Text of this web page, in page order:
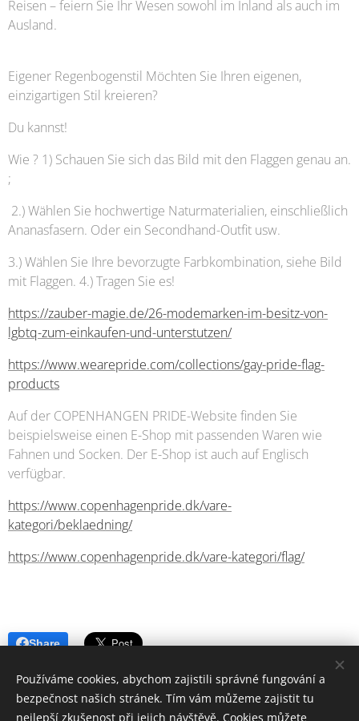
Reisen – feiern Sie Ihr Wesen sowohl im Inland als auch im
Ausland.
Eigener Regenbogenstil Möchten Sie Ihren eigenen,
einzigartigen Stil kreieren?
Du kannst!
Wie ? 1) Schauen Sie sich das Bild mit den Flaggen genau an.
;
2.) Wählen Sie hochwertige Naturmaterialien, einschließlich
Ananasfasern. Oder ein Secondhand-Outfit usw.
3.) Wählen Sie Ihre bevorzugte Farbkombination, siehe Bild
mit Flaggen. 4.) Tragen Sie es!
https://zauber-magie.de/26-modemarken-im-besitz-von-
lgbtq-zum-einkaufen-und-unterstutzen/
https://www.wearepride.com/collections/gay-pride-flag-
products
Auf der COPENHANGEN PRIDE-Website finden Sie
beispielsweise einen E-Shop mit passenden Waren wie
Fahnen und Socken. Der E-Shop ist auch auf Englisch
verfügbar.
https://www.copenhagenpride.dk/vare-
kategori/beklaedning/
https://www.copenhagenpride.dk/vare-kategori/flag/
Share
Používáme cookies, abychom zajistili správné fungování a
bezpečnost našich stránek. Tím vám můžeme zajistit tu
nejlepší zkušenost při jejich návštěvě. Cookies můžete